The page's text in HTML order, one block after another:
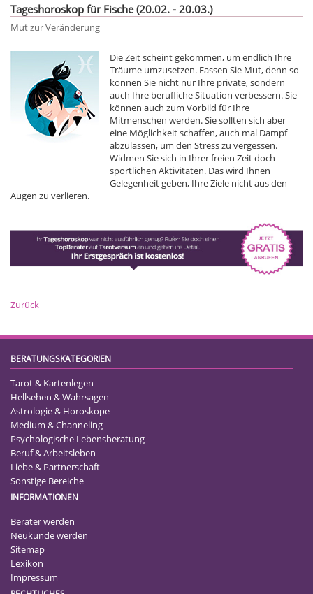
Tageshoroskop für Fische (20.02. - 20.03.)
Mut zur Veränderung
Die Zeit scheint gekommen, um endlich Ihre
Träume umzusetzen. Fassen Sie Mut, denn so
können Sie nicht nur Ihre private, sondern
auch Ihre berufliche Situation verbessern. Sie
können auch zum Vorbild für Ihre
Mitmenschen werden. Sie sollten sich aber
eine Möglichkeit schaffen, auch mal Dampf
abzulassen, um den Stress zu vergessen.
Widmen Sie sich in Ihrer freien Zeit doch
sportlichen Aktivitäten. Das wird Ihnen
Gelegenheit geben, Ihre Ziele nicht aus den
Augen zu verlieren.
Zurück
BERATUNGSKATEGORIEN
Tarot & Kartenlegen
Hellsehen & Wahrsagen
Astrologie & Horoskope
Medium & Channeling
Psychologische Lebensberatung
Beruf & Arbeitsleben
Liebe & Partnerschaft
Sonstige Bereiche
INFORMATIONEN
Berater werden
Neukunde werden
Sitemap
Lexikon
Impressum